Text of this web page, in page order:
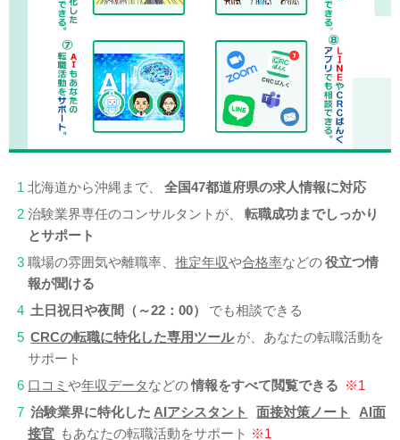
1 北海道から沖縄まで、
全国47都道府県の求人情報に対応
2 治験業界専任のコンサルタントが、
転職成功までしっかり
とサポート
3 職場の雰囲気や離職率、推定年収や合格率などの役立つ情
報が聞ける
4 土日祝日や夜間（～22：00）
でも相談できる
5 CRCの転職に特化した専用ツール が、あなたの転職活動を
サポート
6 口コミや年収データ などの情報をすべて閲覧できる ※1
7 治験業界に特化した AIアシスタント 面接対策ノート
AI面
接官 もあなたの転職活動をサポート ※1